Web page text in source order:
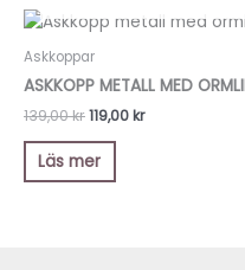
Askkoppar
ASKKOPP METALL MED
139,00kr
Det
ursprungliga
priset
var:
139,00 kr.
119,00kr
Det
är:
119,00 kr.
Läs mer